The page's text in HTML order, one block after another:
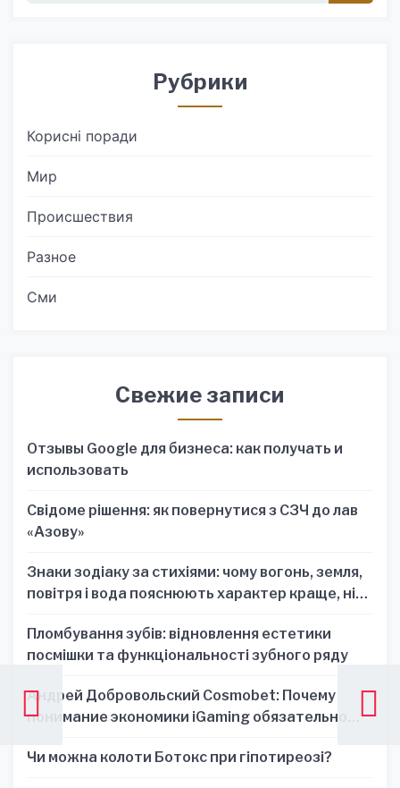
Рубрики
Корисні поради
Мир
Происшествия
Разное
Сми
Свежие записи
Отзывы Google для бизнеса: как получать и
использовать
Свідоме рішення: як повернутися з СЗЧ до лав
«Азову»
Знаки зодіаку за стихіями: чому вогонь, земля,
повітря і вода пояснюють характер краще, ніж
Пломбування зубів: відновлення естетики
посмішки та функціональності зубного ряду
Андрей Добровольский Cosmobet: Почему
понимание экономики iGaming обязательно
Чи можна колоти Ботокс при гіпотиреозі?